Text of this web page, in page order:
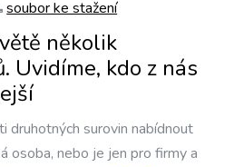
soubor ke stažení
několik
Uvidíme, kdo z nás
druhotných surovin nabídnout
osoba, nebo je jen pro firmy a